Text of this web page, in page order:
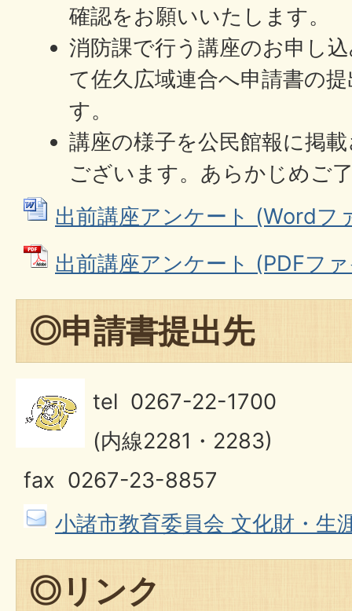
確認をお願いいたします。
消防課で行う講座のお申し
て佐久広域連合へ申請書の
す。
講座の様子を公民館報に掲
ございます。あらかじめご
出前講座アンケート (Wordフ
出前講座アンケート (PDFフ
◎申請書提出先
tel 0267-22-1700
(内線2281・2283)
fax 0267-23-8857
小諸市教育委員会 文化財・生
◎リンク